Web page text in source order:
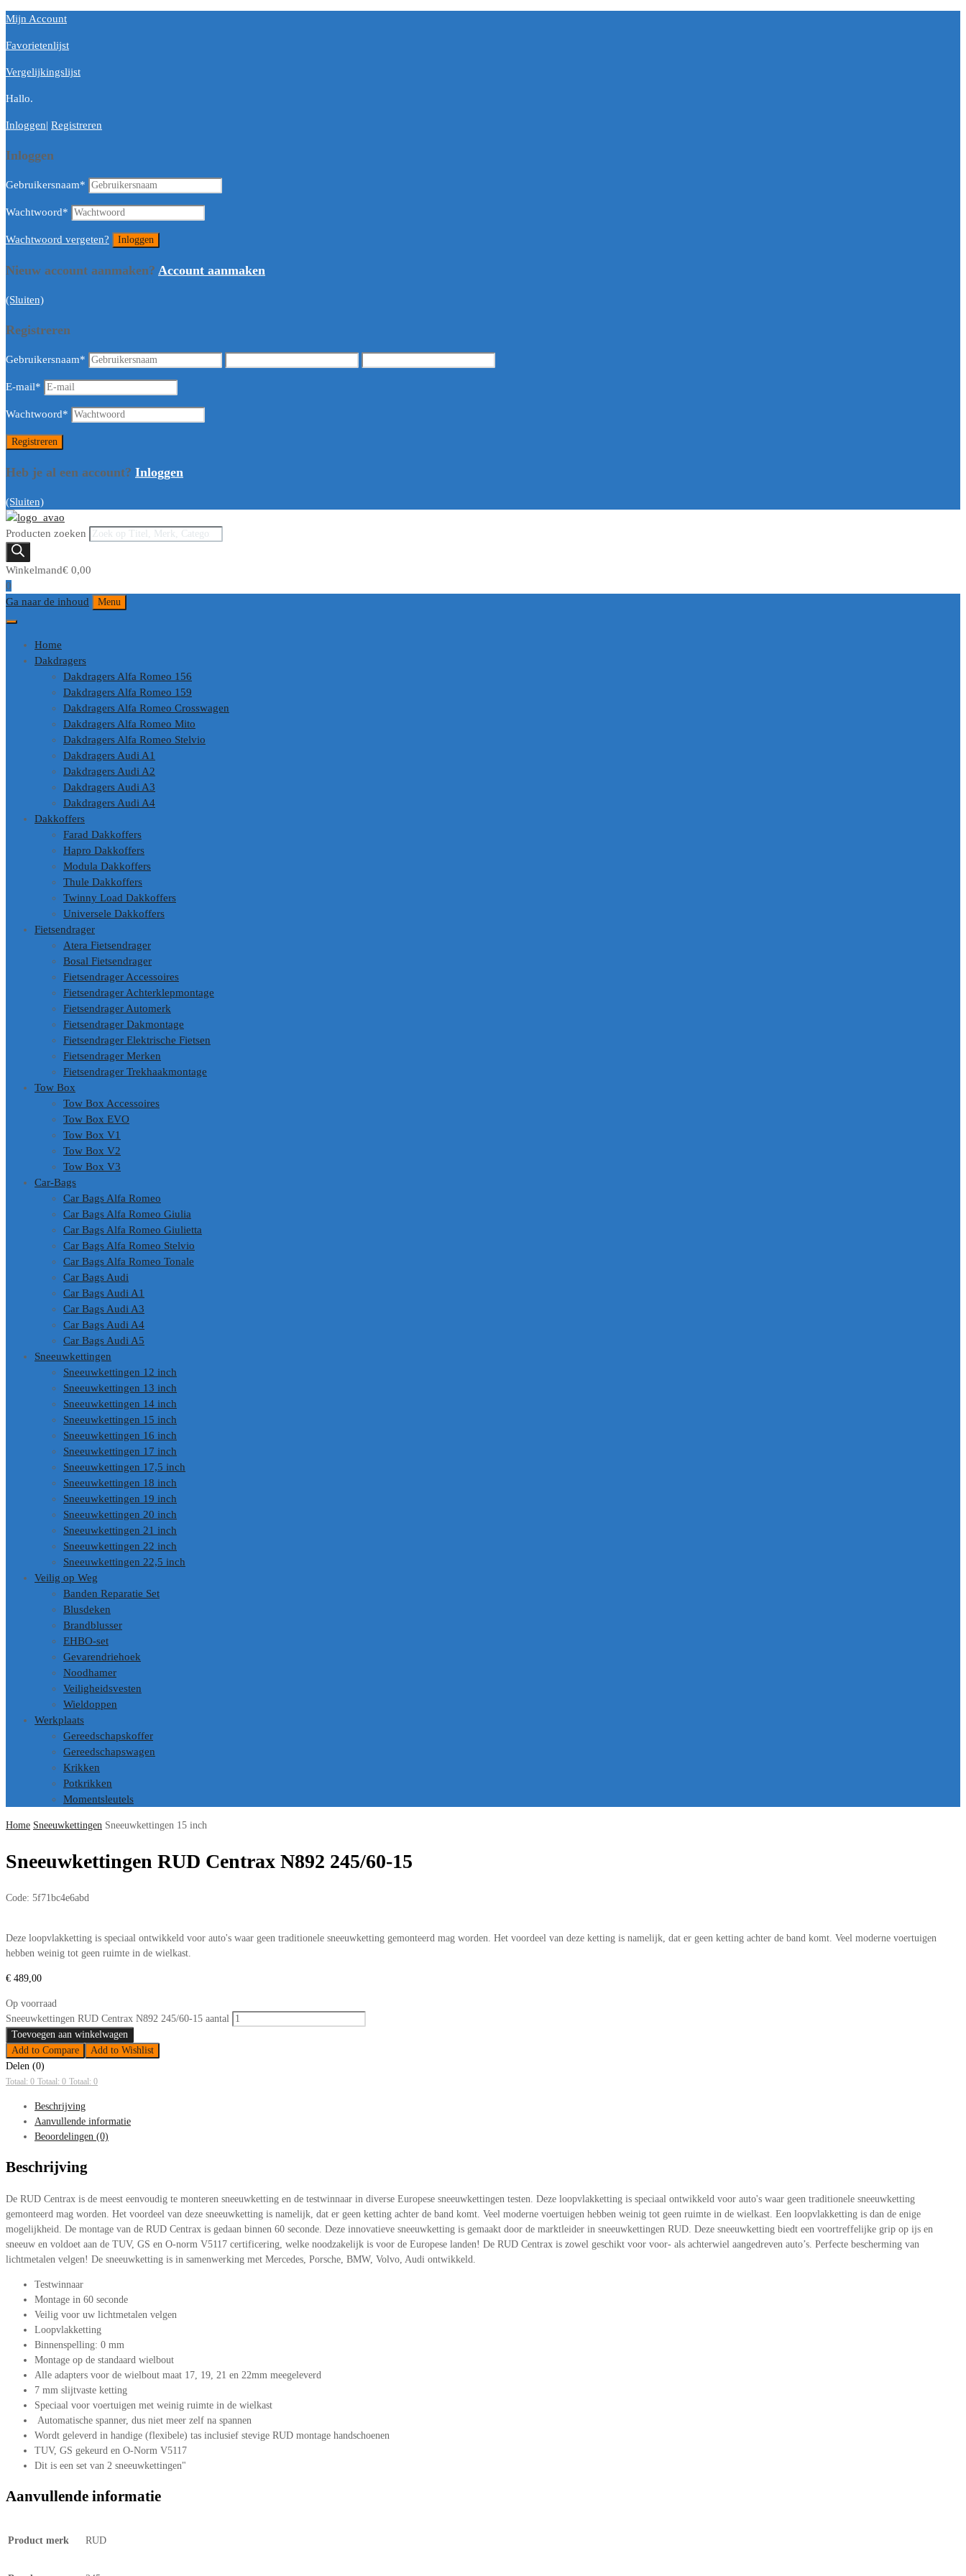
Mijn Account
Favorietenlijst
Vergelijkingslijst
Hallo.
Inloggen| Registreren
Inloggen
Gebruikersnaam*
Wachtwoord*
Wachtwoord vergeten?
Nieuw account aanmaken? Account aanmaken
(Sluiten)
Registreren
Gebruikersnaam*
E-mail*
Wachtwoord*
Heb je al een account? Inloggen
(Sluiten)
Producten zoeken
Winkelmand€ 0,00
0
Ga naar de inhoud
Menu
Home
Dakdragers
Dakdragers Alfa Romeo 156
Dakdragers Alfa Romeo 159
Dakdragers Alfa Romeo Crosswagen
Dakdragers Alfa Romeo Mito
Dakdragers Alfa Romeo Stelvio
Dakdragers Audi A1
Dakdragers Audi A2
Dakdragers Audi A3
Dakdragers Audi A4
Dakkoffers
Farad Dakkoffers
Hapro Dakkoffers
Modula Dakkoffers
Thule Dakkoffers
Twinny Load Dakkoffers
Universele Dakkoffers
Fietsendrager
Atera Fietsendrager
Bosal Fietsendrager
Fietsendrager Accessoires
Fietsendrager Achterklepmontage
Fietsendrager Automerk
Fietsendrager Dakmontage
Fietsendrager Elektrische Fietsen
Fietsendrager Merken
Fietsendrager Trekhaakmontage
Tow Box
Tow Box Accessoires
Tow Box EVO
Tow Box V1
Tow Box V2
Tow Box V3
Car-Bags
Car Bags Alfa Romeo
Car Bags Alfa Romeo Giulia
Car Bags Alfa Romeo Giulietta
Car Bags Alfa Romeo Stelvio
Car Bags Alfa Romeo Tonale
Car Bags Audi
Car Bags Audi A1
Car Bags Audi A3
Car Bags Audi A4
Car Bags Audi A5
Sneeuwkettingen
Sneeuwkettingen 12 inch
Sneeuwkettingen 13 inch
Sneeuwkettingen 14 inch
Sneeuwkettingen 15 inch
Sneeuwkettingen 16 inch
Sneeuwkettingen 17 inch
Sneeuwkettingen 17,5 inch
Sneeuwkettingen 18 inch
Sneeuwkettingen 19 inch
Sneeuwkettingen 20 inch
Sneeuwkettingen 21 inch
Sneeuwkettingen 22 inch
Sneeuwkettingen 22,5 inch
Veilig op Weg
Banden Reparatie Set
Blusdeken
Brandblusser
EHBO-set
Gevarendriehoek
Noodhamer
Veiligheidsvesten
Wieldoppen
Werkplaats
Gereedschapskoffer
Gereedschapswagen
Krikken
Potkrikken
Momentsleutels
Home Sneeuwkettingen Sneeuwkettingen 15 inch
Sneeuwkettingen RUD Centrax N892 245/60-15
Code: 5f71bc4e6abd
Deze loopvlakketting is speciaal ontwikkeld voor auto's waar geen traditionele sneeuwketting gemonteerd mag worden. Het voordeel van deze ketting is namelijk, dat er geen ketting achter de band komt. Veel moderne voertuigen
hebben weinig tot geen ruimte in de wielkast.
€ 489,00
Op voorraad
Sneeuwkettingen RUD Centrax N892 245/60-15 aantal
Toevoegen aan winkelwagen
Add to Compare
Add to Wishlist
Delen (0)
Totaal: 0 Totaal: 0 Totaal: 0
Beschrijving
Aanvullende informatie
Beoordelingen (0)
Beschrijving
De RUD Centrax is de meest eenvoudig te monteren sneeuwketting en de testwinnaar in diverse Europese sneeuwkettingen testen. Deze loopvlakketting is speciaal ontwikkeld voor auto's waar geen traditionele sneeuwketting
gemonteerd mag worden. Het voordeel van deze sneeuwketting is namelijk, dat er geen ketting achter de band komt. Veel moderne voertuigen hebben weinig tot geen ruimte in de wielkast. Een loopvlakketting is dan de enige
mogelijkheid. De montage van de RUD Centrax is gedaan binnen 60 seconde. Deze innovatieve sneeuwketting is gemaakt door de marktleider in sneeuwkettingen RUD. Deze sneeuwketting biedt een voortreffelijke grip op ijs en
sneeuw en voldoet aan de TUV, GS en O-norm V5117 certificering, welke noodzakelijk is voor de Europese landen! De RUD Centrax is zowel geschikt voor voor- als achterwiel aangedreven auto’s. Perfecte bescherming van
lichtmetalen velgen! De sneeuwketting is in samenwerking met Mercedes, Porsche, BMW, Volvo, Audi ontwikkeld.
Testwinnaar
Montage in 60 seconde
Veilig voor uw lichtmetalen velgen
Loopvlakketting
Binnenspelling: 0 mm
Montage op de standaard wielbout
Alle adapters voor de wielbout maat 17, 19, 21 en 22mm meegeleverd
7 mm slijtvaste ketting
Speciaal voor voertuigen met weinig ruimte in de wielkast
Automatische spanner, dus niet meer zelf na spannen
Wordt geleverd in handige (flexibele) tas inclusief stevige RUD montage handschoenen
TUV, GS gekeurd en O-Norm V5117
Dit is een set van 2 sneeuwkettingen"
Aanvullende informatie
Product merk RUD